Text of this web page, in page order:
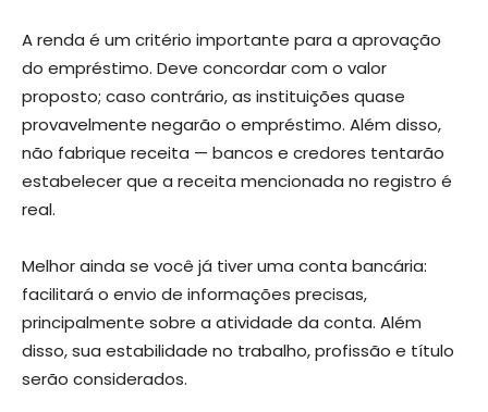
A renda é um critério importante para a aprovação
do empréstimo. Deve concordar com o valor
proposto; caso contrário, as instituições quase
provavelmente negarão o empréstimo. Além disso,
não fabrique receita — bancos e credores tentarão
estabelecer que a receita mencionada no registro é
real.
Melhor ainda se você já tiver uma conta bancária:
facilitará o envio de informações precisas,
principalmente sobre a atividade da conta. Além
disso, sua estabilidade no trabalho, profissão e título
serão considerados.